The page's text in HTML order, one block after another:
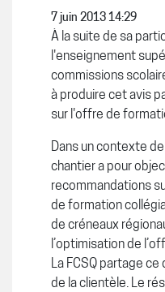
7 juin 2013 14:29
À la suite de sa
l'enseignement
commissions
à produire cet avis
sur l'offre de
Dans un contexte
chantier a pour
recommandations
de formation
de créneaux
l’optimisation de
La FCSQ partage
de la clientèle. Le